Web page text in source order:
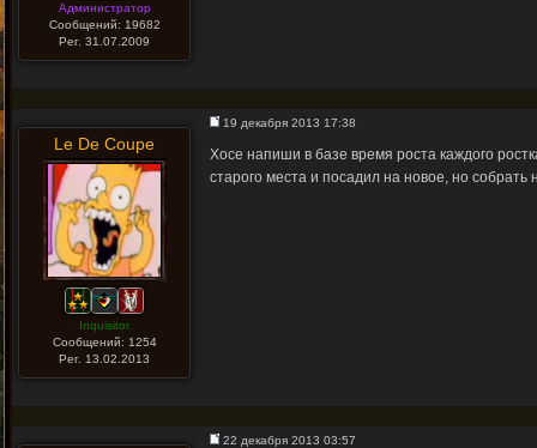
Администратор
Сообщений: 19682
Рег. 31.07.2009
Le De Coupe
Inquisitor
Сообщений: 1254
Рег. 13.02.2013
19 декабря 2013 17:38
Хосе напиши в базе время роста каждого
старого места и посадил на новое, но собрать
22 декабря 2013 03:57